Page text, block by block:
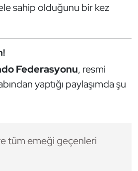
sahip olduğunu bir kez
Federasyonu, resmi
yaptığı paylaşımda şu
tüm emeği geçenleri